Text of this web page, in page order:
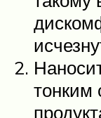
тонким